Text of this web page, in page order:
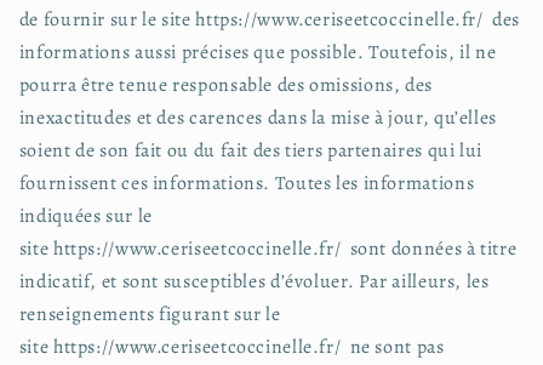
de fournir sur le site https://www.ceriseetcoccinelle.fr/ des
informations aussi précises que possible. Toutefois, il ne
pourra être tenue responsable des omissions, des
inexactitudes et des carences dans la mise à jour, qu’elles
soient de son fait ou du fait des tiers partenaires qui lui
fournissent ces informations. Toutes les informations
indiquées sur le
site https://www.ceriseetcoccinelle.fr/ sont données à titre
indicatif, et sont susceptibles d’évoluer. Par ailleurs, les
renseignements figurant sur le
site https://www.ceriseetcoccinelle.fr/ ne sont pas